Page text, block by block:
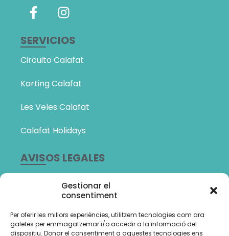
Gestionar el
consentiment
Per oferir les millors experiències, utilitzem tecnologies com ara
galetes per emmagatzemar i/o accedir a la informació del
dispositiu. Donar el consentiment a aquestes tecnologies ens
SERVICIOS
Circuito Calafat
Karting Calafat
Les Veles Calafat
Calafat Holidays
AVISOS LEGALES
Política de cookies (UE)
Amb el suport de: